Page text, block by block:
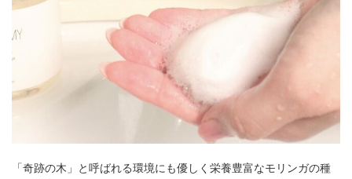
「奇跡の木」と呼ばれる環境にも優しく栄養豊富なモリンガの種